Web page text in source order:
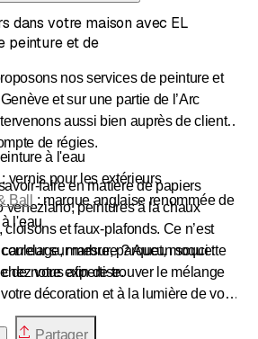
dans votre maison avec EL
peinture et de
nos services de peinture et
et sur une partie de l’Arc
aussi bien auprès de clients
de régies.
faire en matière de papiers
veneziano, peintures à la chaux
et faux-plafonds. Ce n’est
marbre, parquet, moquette
de notre expertise.
qualité dans nos
à l'eau
vernis pour les extérieurs
Ball
: marque anglaise renommée de
l'eau
sur mesure ? Aucun souci :
vous afin de trouver le mélange
décoration et à la lumière de vos
Partager